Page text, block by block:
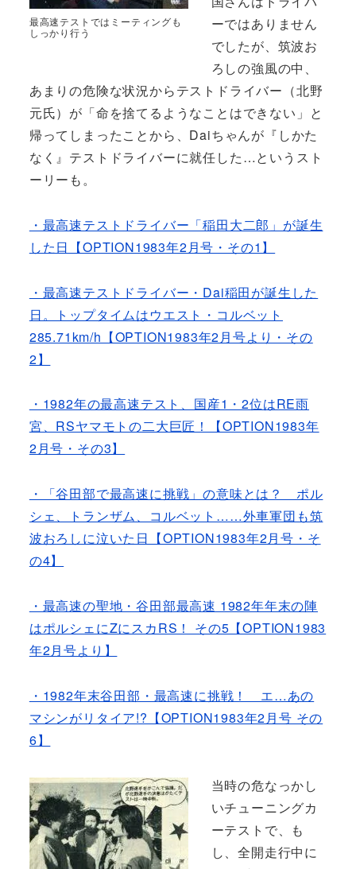
最高速テストではミーティングも
しっかり行う
ーではありません
でしたが、筑波お
ろしの強風の中、
あまりの危険な状況からテストドライバー（北野
元氏）が「命を捨てるようなことはできない」と
帰ってしまったことから、Daiちゃんが『しかた
なく』テストドライバーに就任した…というスト
ーリーも。
・最高速テストドライバー「稲田大二郎」が誕生
した日【OPTION1983年2月号・その1】
・最高速テストドライバー・Dai稲田が誕生した
日。トップタイムはウエスト・コルベット
285.71km/h【OPTION1983年2月号より・その
2】
・1982年の最高速テスト、国産1・2位はRE雨
宮、RSヤマモトの二大巨匠！【OPTION1983年
2月号・その3】
・「谷田部で最高速に挑戦」の意味とは？ ポル
シェ、トランザム、コルベット……外車軍団も筑
波おろしに泣いた日【OPTION1983年2月号・そ
の4】
・最高速の聖地・谷田部最高速 1982年年末の陣
はポルシェにZにスカRS！ その5【OPTION1983
年2月号より】
・1982年末谷田部・最高速に挑戦！ エ…あの
マシンがリタイア!?【OPTION1983年2月号 その
6】
当時の危なっかし
いチューニングカ
ーテストで、も
し、全開走行中に